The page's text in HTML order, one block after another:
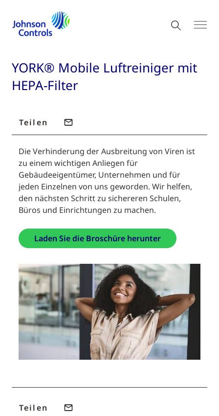
YORK® Mobile Luftreiniger mit
HEPA-Filter
Teilen
Die Verhinderung der Ausbreitung von Viren ist
zu einem wichtigen Anliegen für
Gebäudeeigentümer, Unternehmen und für
jeden Einzelnen von uns geworden. Wir helfen,
den nächsten Schritt zu sichereren Schulen,
Büros und Einrichtungen zu machen.
Laden Sie die Broschüre herunter
Teilen